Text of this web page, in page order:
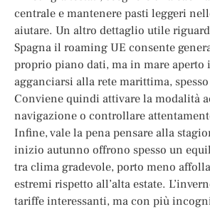
centrale e mantenere pasti leggeri
aiutare. Un altro dettaglio utile
Spagna il roaming UE consente
proprio piano dati, ma in mare aperto
agganciarsi alla rete marittima,
Conviene quindi attivare la modalità
navigazione o controllare
Infine, vale la pena pensare alla
inizio autunno offrono spesso un
tra clima gradevole, porto meno
estremi rispetto all’alta estate.
tariffe interessanti, ma con più